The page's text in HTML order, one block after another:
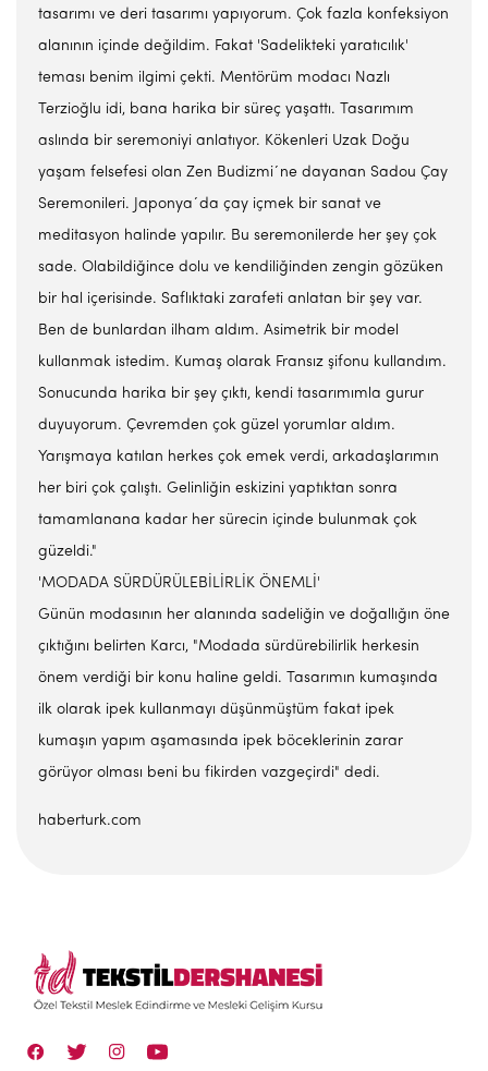
tasarımı ve deri tasarımı yapıyorum. Çok fazla konfeksiyon
alanının içinde değildim. Fakat 'Sadelikteki yaratıcılık'
teması benim ilgimi çekti. Mentörüm modacı Nazlı
Terzioğlu idi, bana harika bir süreç yaşattı. Tasarımım
aslında bir seremoniyi anlatıyor. Kökenleri Uzak Doğu
yaşam felsefesi olan Zen Budizmi´ne dayanan Sadou Çay
Seremonileri. Japonya´da çay içmek bir sanat ve
meditasyon halinde yapılır. Bu seremonilerde her şey çok
sade. Olabildiğince dolu ve kendiliğinden zengin gözüken
bir hal içerisinde. Saflıktaki zarafeti anlatan bir şey var.
Ben de bunlardan ilham aldım. Asimetrik bir model
kullanmak istedim. Kumaş olarak Fransız şifonu kullandım.
Sonucunda harika bir şey çıktı, kendi tasarımımla gurur
duyuyorum. Çevremden çok güzel yorumlar aldım.
Yarışmaya katılan herkes çok emek verdi, arkadaşlarımın
her biri çok çalıştı. Gelinliğin eskizini yaptıktan sonra
tamamlanana kadar her sürecin içinde bulunmak çok
güzeldi."
'MODADA SÜRDÜRÜLEBİLİRLİK ÖNEMLİ'
Günün modasının her alanında sadeliğin ve doğallığın öne
çıktığını belirten Karcı, "Modada sürdürebilirlik herkesin
önem verdiği bir konu haline geldi. Tasarımın kumaşında
ilk olarak ipek kullanmayı düşünmüştüm fakat ipek
kumaşın yapım aşamasında ipek böceklerinin zarar
görüyor olması beni bu fikirden vazgeçirdi" dedi.
haberturk.com